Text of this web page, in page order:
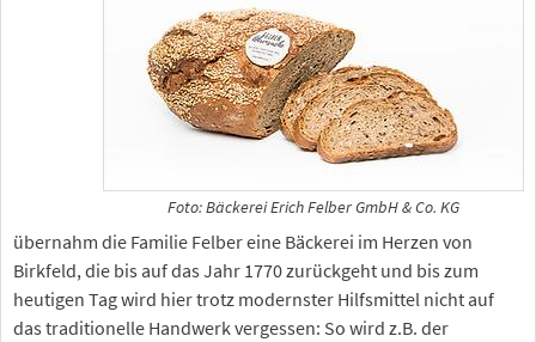
Foto: Bäckerei Erich Felber GmbH & Co. KG
übernahm die Familie Felber eine Bäckerei im Herzen von
Birkfeld, die bis auf das Jahr 1770 zurückgeht und bis zum
heutigen Tag wird hier trotz modernster Hilfsmittel nicht auf
das traditionelle Handwerk vergessen: So wird z.B. der